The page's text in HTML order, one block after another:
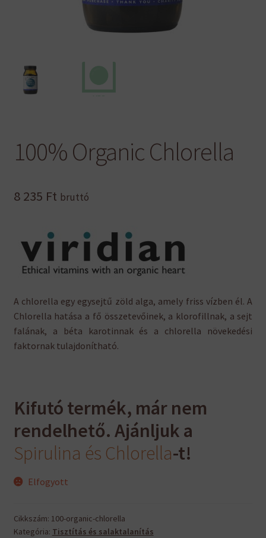
100% Organic Chlorella
8 235 Ft bruttó
A chlorella egy egysejtű zöld alga, amely friss vízben él. A
Chlorella hatása a fő összetevőinek, a klorofillnak, a sejt
falának, a béta karotinnak és a chlorella növekedési
faktornak tulajdonítható.
Kifutó termék, már nem
rendelhető. Ajánljuk a
Spirulina és Chlorella-t!
Elfogyott
Cikkszám: 100-organic-chlorella
Kategória: Tisztítás és salaktalanítás